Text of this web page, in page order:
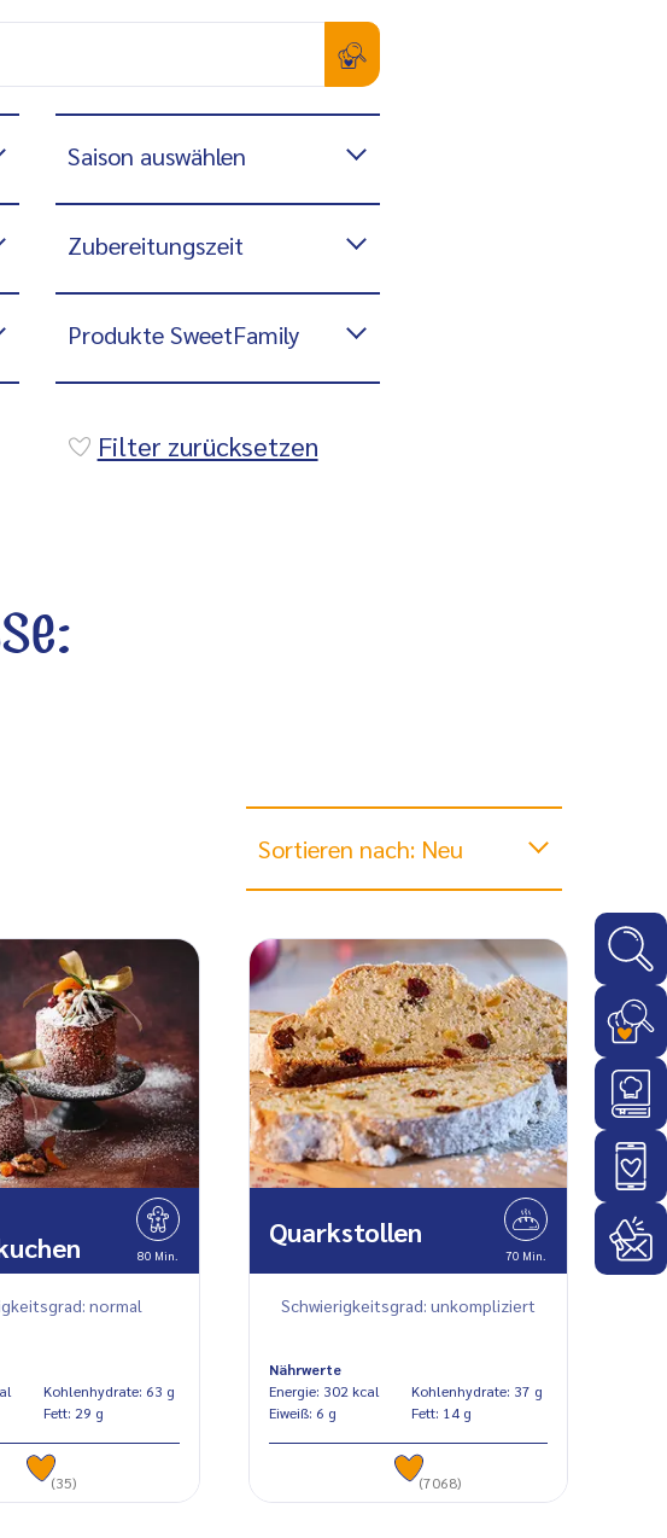
Saison auswählen
Zubereitungszeit
Produkte SweetFamily
Filter zurücksetzen
Sortieren nach: Neu
80 Min.
normal
Kohlenhydrate: 63 g
Fett: 29 g
(35)
Quarkstollen
70 Min.
Schwierigkeitsgrad: unkompliziert
Nährwerte
Energie: 302 kcal
Eiweiß: 6 g
Kohlenhydrate: 37 g
Fett: 14 g
(7068)